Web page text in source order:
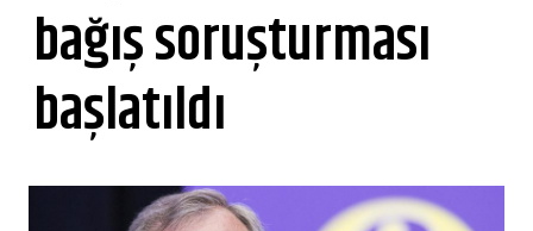
bağış soruşturması
başlatıldı